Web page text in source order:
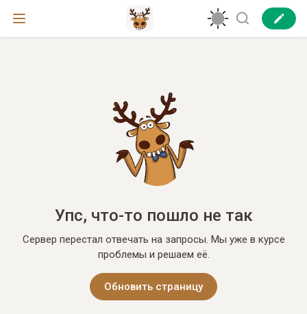
Упс, что-то пошло не так
Сервер перестал отвечать на запросы. Мы уже в курсе
проблемы и решаем её.
Обновить страницу